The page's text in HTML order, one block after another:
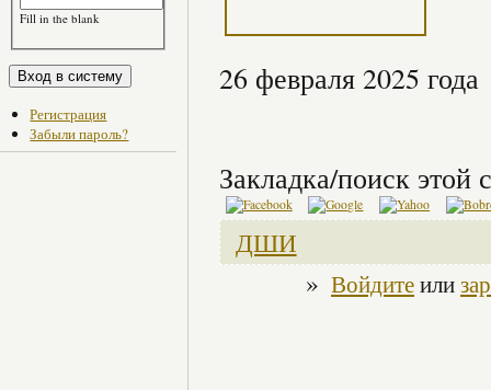
Fill in the blank
Регистрация
Забыли пароль?
26 февраля 2025 года
Закладка/поиск этой
ДШИ
» Войдитеили